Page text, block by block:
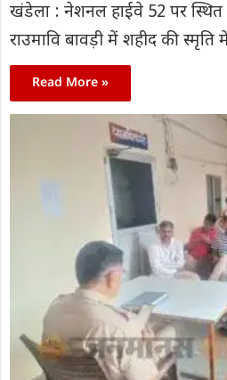
खंडेला : नेशनल हाईवे 52 पर स्थित
राउमावि बावड़ी में शहीद की स्मृति
Read More »